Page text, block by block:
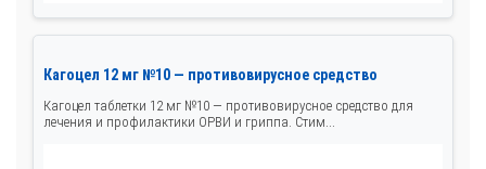
Кагоцел 12 мг №10 — противовирусное средство
Кагоцел таблетки 12 мг №10 — противовирусное средство для
лечения и профилактики ОРВИ и гриппа. Стим...